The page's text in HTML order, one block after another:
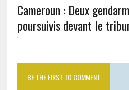
Cameroun : Deux
poursuivis devant le
BE THE FIRST TO COMMENT